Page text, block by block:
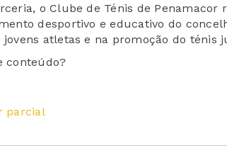
o Clube de Ténis de
desportivo e educativo do
atletas e na promoção do ténis
conteúdo?
parcial